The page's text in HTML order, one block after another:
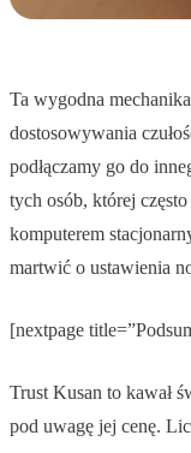
Ta wygodna
dostosowywania
podłączamy go do
tych osób, której
komputerem
martwić o ustawienia
[nextpage
Trust Kusan to kawał
pod uwagę jej cenę.